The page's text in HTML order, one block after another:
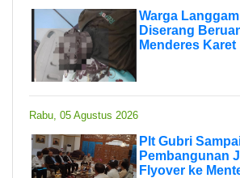
Warga
Diserang
Menderes Karet
Rabu, 05 Agustus 2026
Plt Gubri
Pembangunan
Flyover ke